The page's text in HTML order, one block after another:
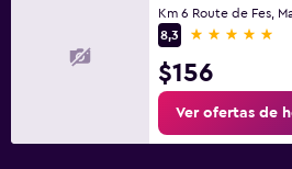
Km 6 Route de Fes,
8,3
5 estrellas
$156
Ver ofertas de